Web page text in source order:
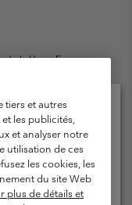
de la Haye, Espace
Impressum
tiers et autres
les publicités,
et analyser notre
utilisation de ces
les cookies, les
du site Web
plus de détails et
d’expédition et